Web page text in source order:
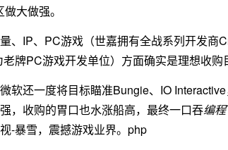
大做强。
、IP、PC游戏（世嘉拥有全战系列开发商
牌PC游戏开发单位）方面确实是理想收购
软还一度将目标瞄准Bungie、IO
，收购的胃口也水涨船高，最终一口吞编程
-暴雪，震撼游戏业界。php